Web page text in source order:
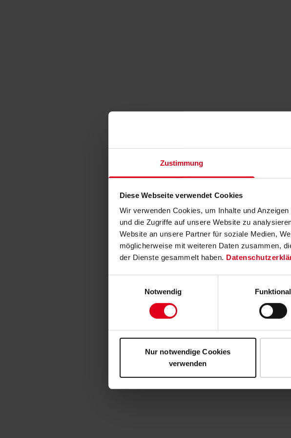
Zustimmung
Diese Webseite verwendet Cookies
Wir verwenden Cookies, um Inhalte und
und die Zugriffe auf unsere Website zu
Website an unsere Partner für soziale Medien,
möglicherweise mit weiteren Daten zusammen,
der Dienste gesammelt haben.
Notwendig
Funktional
Nur notwendige Cookies
verwenden